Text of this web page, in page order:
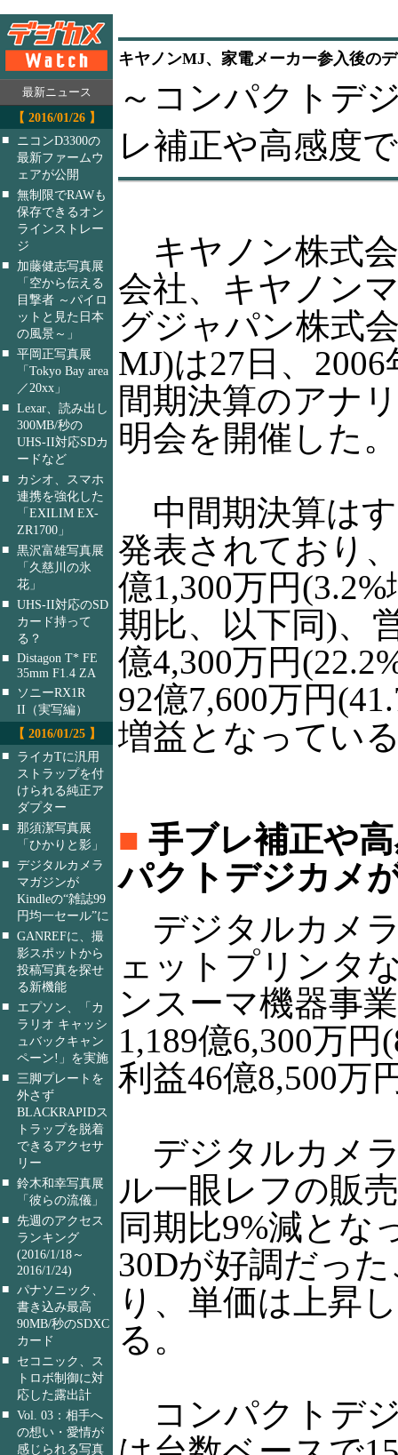
最新ニュース
【 2016/01/26 】
■
ニコンD3300の
最新ファームウ
ェアが公開
■ 無制限でRAWも
保存できるオン
ラインストレー
ジ
■
加藤健志写真展
「空から伝える
目撃者 ～パイロ
ットと見た日本
の風景～」
■ 平岡正写真展
「Tokyo Bay area
／20xx」
■ Lexar、読み出し
300MB/秒の
UHS-II対応SDカ
ードなど
■
カシオ、スマホ
連携を強化した
「EXILIM EX-
ZR1700」
■ 黒沢富雄写真展
「久慈川の氷
花」
■ UHS-II対応のSD
カード持って
る？
■ Distagon T* FE
35mm F1.4 ZA
■
ソニーRX1R
II（実写編）
【 2016/01/25 】
■
ライカTに汎用
ストラップを付
けられる純正ア
ダプター
■ 那須潔写真展
「ひかりと影」
■ デジタルカメラ
マガジンが
Kindleの“雑誌99
円均一セール”に
■ GANREFに、撮
影スポットから
投稿写真を探せ
る新機能
■
エプソン、「カ
ラリオ キャッシ
ュバックキャン
ペーン!」を実施
■ 三脚プレートを
外さず
BLACKRAPIDス
トラップを脱着
できるアクセサ
リー
■ 鈴木和幸写真展
「彼らの流儀」
■ 先週のアクセス
ランキング
(2016/1/18～
2016/1/24)
■ パナソニック、
書き込み最高
90MB/秒のSDXC
カード
■
セコニック、ス
トロボ制御に対
応した露出計
■ Vol. 03：相手へ
の想い・愛情が
感じられる写真
キヤノンMJ、家電メーカー参入後の
～コンパクトデ
レ補正や高感度
キヤノン株式
会社、キヤノン
グジャパン株式
MJ)は27日、
間期決算のアナ
明会を開催した。
中間期決算は
発表されており
億1,300万円
期比、以下同)、
億4,300万円
92億7,600万円
増益となってい
■ 手ブレ補正や
パクトデジカメ
デジタルカメ
ェットプリンタ
ンスーマ機器事
1,189億6,300万
利益46億8,500万
デジタルカメ
ル一眼レフの販
同期比9%減とな
30Dが好調だっ
り、単価は上昇
る。
コンパクトデ